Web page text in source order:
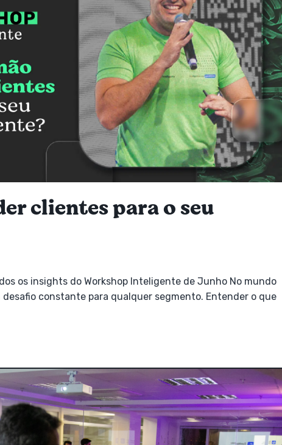
clientes para o seu
os insights do Workshop Inteligente de Junho No mundo
constante para qualquer segmento. Entender o que